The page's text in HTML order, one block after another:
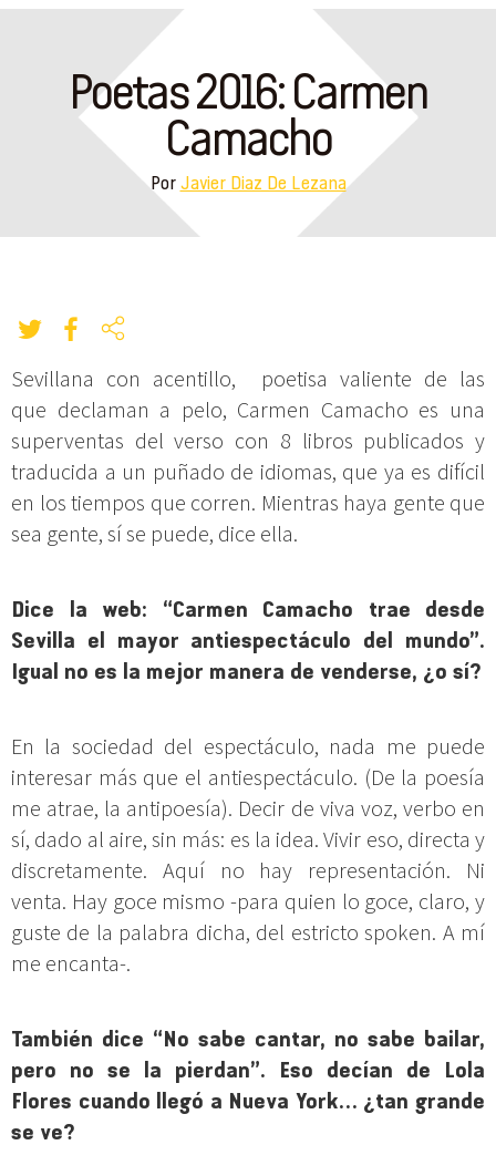
Poetas 2016: Carmen
Camacho
PorJavier Diaz De Lezana
Sevillana con acentillo, poetisa valiente de las
que declaman a pelo, Carmen Camacho es una
superventas del verso con 8 libros publicados y
traducida a un puñado de idiomas, que ya es difícil
en los tiempos que corren. Mientras haya gente que
sea gente, sí se puede, dice ella.
Dice la web: “Carmen Camacho trae desde
Sevilla el mayor antiespectáculo del mundo”.
Igual no es la mejor manera de venderse, ¿o sí?
En la sociedad del espectáculo, nada me puede
interesar más que el antiespectáculo. (De la poesía
me atrae, la antipoesía). Decir de viva voz, verbo en
sí, dado al aire, sin más: es la idea. Vivir eso, directa y
discretamente. Aquí no hay representación. Ni
venta. Hay goce mismo -para quien lo goce, claro, y
guste de la palabra dicha, del estricto spoken. A mí
me encanta-.
También dice “No sabe cantar, no sabe bailar,
pero no se la pierdan”. Eso decían de Lola
Flores cuando llegó a Nueva York… ¿tan grande
se ve?